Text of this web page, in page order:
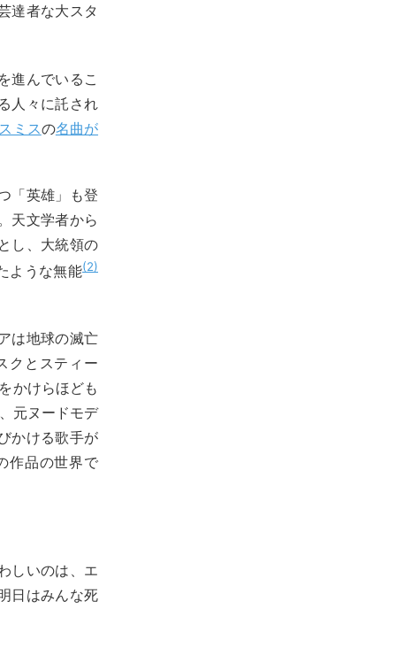
達者な大スタ
進んでいるこ
人々に託され
ミスの名曲が
「英雄」も登
天文学者から
し、大統領の
ような無能 2
は地球の滅亡
クとスティー
かけらほども
元ヌードモデ
かける歌手が
作品の世界で
しいのは、エ
日はみんな死